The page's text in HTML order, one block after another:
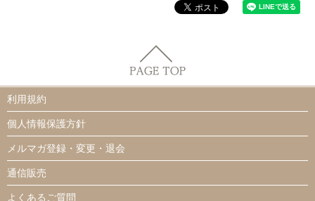
利用規約
個人情報保護方針
メルマガ登録・変更・退会
通信販売
よくあるご質問